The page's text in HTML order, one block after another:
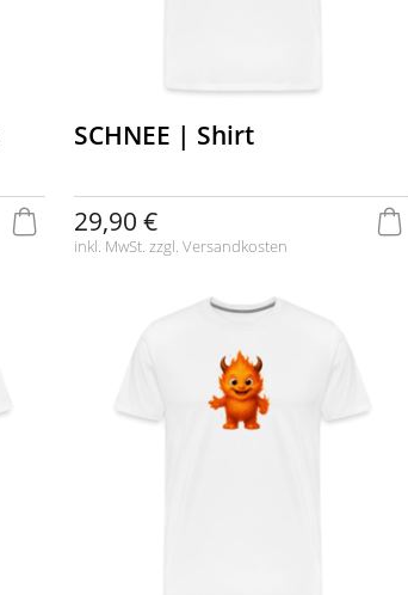
SCHNEE | Shirt
29,90 €
inkl. MwSt. zzgl. Versandkosten